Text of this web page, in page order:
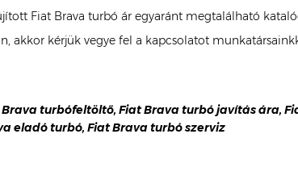
Fiat Brava turbó ár egyaránt megtalálható
akkor kérjük vegye fel a kapcsolatot
turbófeltöltő, Fiat Brava turbó javítás ára,
eladó turbó, Fiat Brava turbó szerviz